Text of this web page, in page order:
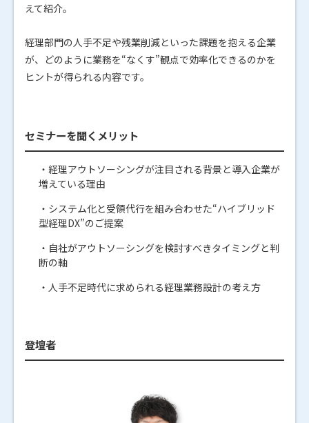
えて紹介。
経理部門の人手不足や残業削減といった課題を抱える企業
が、どのように業務を“なくす”観点で効率化できるのかを
ヒントが得られる内容です。
セミナーを聞くメリット
・経理アウトソーシングが注目される背景と導入企業が
増えている理由
・システム化と受領代行を組み合わせた“ハイブリッド
型経理DX”のご提案
・自社がアウトソーシングを検討すべきタイミングと判
断の軸
・人手不足時代に求められる経理業務設計の考え方
登壇者